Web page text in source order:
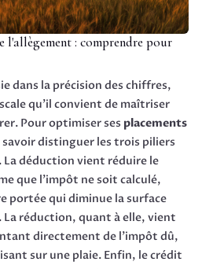
l'allègement : comprendre pour
dans la précision des chiffres,
qu’il convient de maîtriser
Pour optimiser ses placements
distinguer les trois piliers
La déduction vient réduire le
que l’impôt ne soit calculé,
portée qui diminue la surface
La réduction, quant à elle, vient
directement de l’impôt dû,
sur une plaie. Enfin, le crédit